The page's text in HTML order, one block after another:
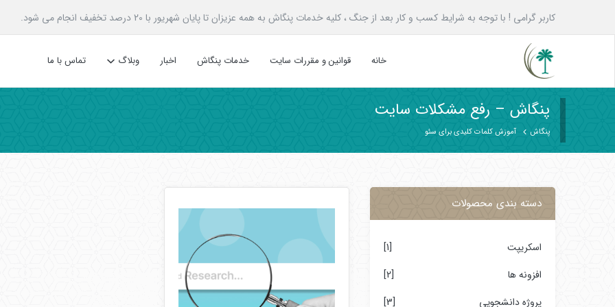
کاربر گرامی ! با توجه به شرایط کسب و کار بعد از جنگ ، کلیه خدمات پنگاش به همه عزیزان تا پایان شهریور با 20 درصد تخفیف انجام می شود.
خانه قوانین و مقررات سایت خدمات پنگاش اخبار وبلاگ تماس با ما
پنگاش – رفع مشکلات سایت
پنگاش آموزش کلمات کلیدی برای سئو
دسته بندی محصولات
اسکریپت
[1]
افزونه ها
[2]
پروژه دانشجویی
[3]